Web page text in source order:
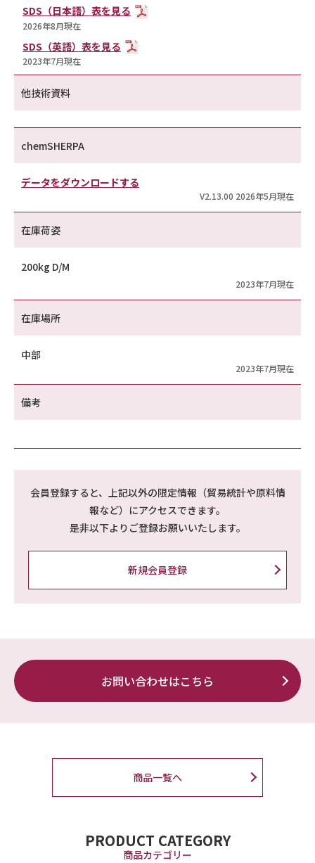
SDS（日本語）表を見る
2026年8月現在
SDS（英語）表を見る
2023年7月現在
他技術資料
chemSHERPA
データをダウンロードする
V2.13.00 2026年5月現在
在庫荷姿
200kg D/M
2023年7月現在
在庫場所
中部
2023年7月現在
備考
会員登録すると、上記以外の限定情報（貿易統計や原料情
報など）にアクセスできます。
是非以下よりご登録お願いいたします。
新規会員登録
お問い合わせはこちら
商品一覧へ
PRODUCT CATEGORY
商品カテゴリー